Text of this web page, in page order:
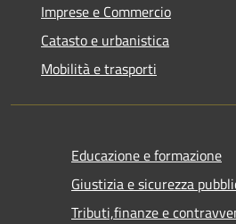
Imprese e Commercio
Catasto e urbanistica
Mobilità e trasporti
Educazione e formazione
Giustizia e sicurezza
Tributi,finanze e